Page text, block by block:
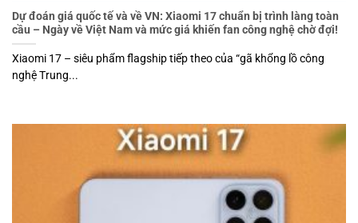
Dự đoán giá quốc tế và về VN: Xiaomi 17 chuẩn bị trình làng toàn
cầu – Ngày về Việt Nam và mức giá khiến fan công nghệ chờ đợi!
Xiaomi 17 – siêu phẩm flagship tiếp theo của “gã khổng lồ công
nghệ Trung...